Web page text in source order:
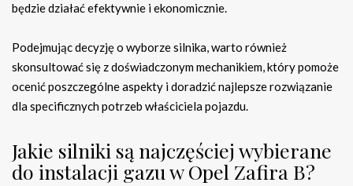
będzie działać efektywnie i ekonomicznie.
Podejmując decyzję o wyborze silnika, warto również
skonsultować się z doświadczonym mechanikiem, który pomoże
ocenić poszczególne aspekty i doradzić najlepsze rozwiązanie
dla specificznych potrzeb właściciela pojazdu.
Jakie silniki są najczęściej wybierane
do instalacji gazu w Opel Zafira B?